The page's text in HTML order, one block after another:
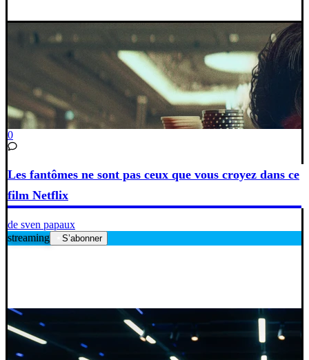
0
Les fantômes ne sont pas ceux que vous croyez dans ce
film Netflix
de sven papaux
streaming
S’abonner